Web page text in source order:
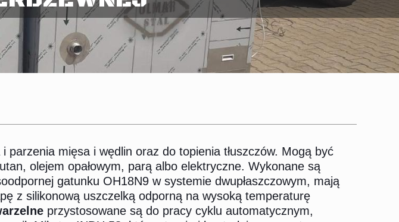
parzenia mięsa i wędlin oraz do topienia tłuszczów. Mogą być
olejem opałowym, parą albo elektryczne. Wykonane są
gatunku OH18N9 w systemie dwupłaszczowym, mają
z silikonową uszczelką odporną na wysoką temperaturę
przystosowane są do pracy cyklu automatycznym,